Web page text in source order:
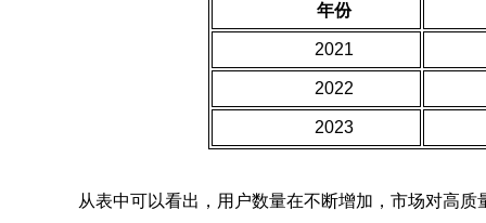
年份
2021
2022
2023
从表中可以看出，用户数量在不断增加，市场对高